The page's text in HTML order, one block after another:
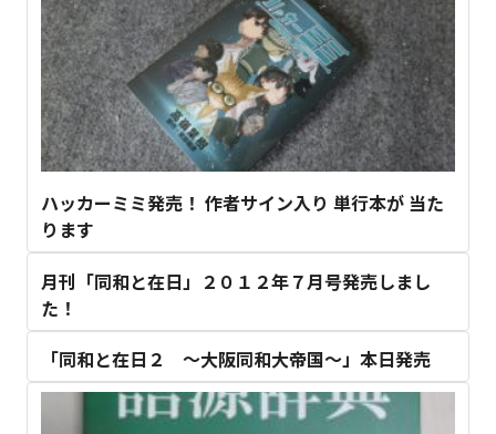
ハッカーミミ発売！ 作者サイン入り 単行本が 当た
ります
月刊「同和と在日」２０１２年７月号発売しまし
た！
「同和と在日２ ～大阪同和大帝国～」本日発売